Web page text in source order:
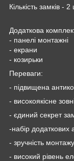
Кількість замків - 2
Додаткова
- панелі монтажні
- екрани
- козирьки
Переваги:
- підвищена
- високоякісне
- єдиний секрет
-набір додаткових
- зручність
- високий рівень